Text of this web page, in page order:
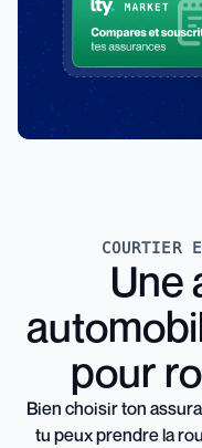
COURTIER
Une
pour
Bien choisir ton
tu peux prendre la